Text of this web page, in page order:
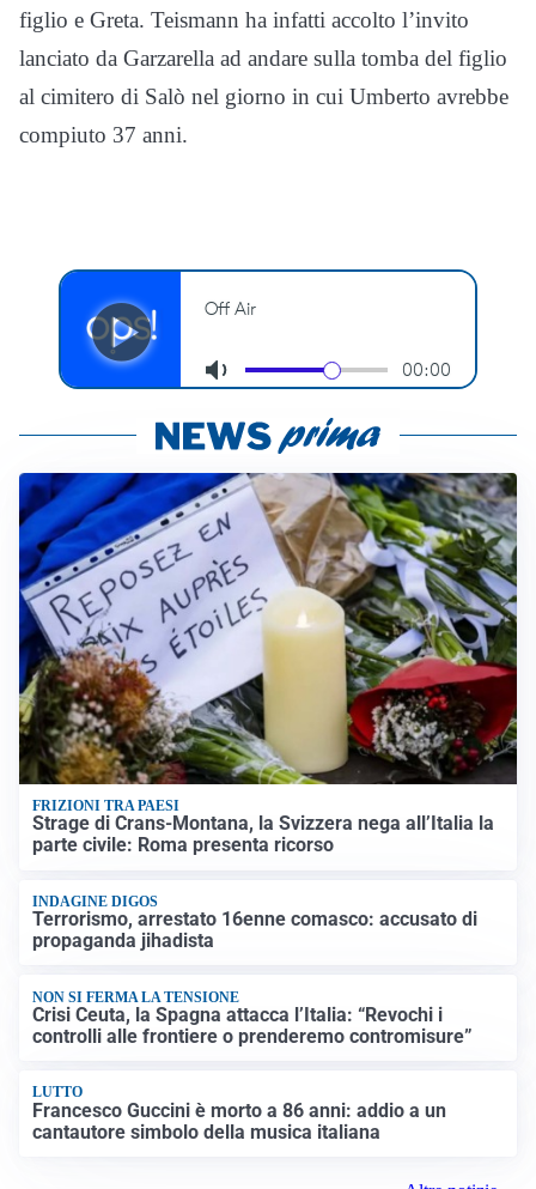
figlio e Greta. Teismann ha infatti accolto l’invito
lanciato da Garzarella ad andare sulla tomba del figlio
al cimitero di Salò nel giorno in cui Umberto avrebbe
compiuto 37 anni.
FRIZIONI TRA PAESI
Strage di Crans-Montana, la Svizzera nega all’Italia la
parte civile: Roma presenta ricorso
INDAGINE DIGOS
Terrorismo, arrestato 16enne comasco: accusato di
propaganda jihadista
NON SI FERMA LA TENSIONE
Crisi Ceuta, la Spagna attacca l’Italia: “Revochi i
controlli alle frontiere o prenderemo contromisure”
LUTTO
Francesco Guccini è morto a 86 anni: addio a un
cantautore simbolo della musica italiana